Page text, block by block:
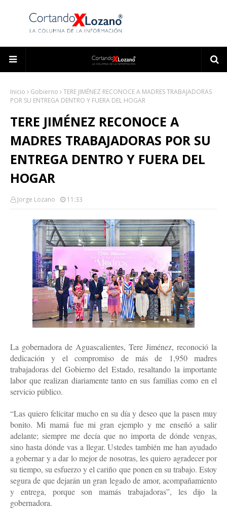
Inicio Gobierno
TERE JIMÉNEZ RECONOCE A MADRES TRABAJADORAS
POR SU ENTREGA DENTRO Y FUERA DEL HOGAR
TERE JIMÉNEZ RECONOCE A
MADRES TRABAJADORAS POR SU
ENTREGA DENTRO Y FUERA DEL
HOGAR
Jorge Lozano 11:33
La gobernadora de Aguascalientes, Tere Jiménez, reconoció la
dedicación y el compromiso de más de 1,950 madres
trabajadoras del Gobierno del Estado, resaltando la importante
labor que realizan diariamente tanto en sus familias como en el
servicio público.
“Las quiero felicitar mucho en su día y deseo que la pasen muy
bonito. Mi mamá fue mi gran ejemplo y me enseñó a salir
adelante; siempre me decía que no importa de dónde vengas,
sino hasta dónde vas a llegar. Ustedes también me han ayudado
a gobernar y a dar lo mejor de nosotras, les quiero agradecer por
su tiempo, su esfuerzo y el cariño que ponen en su trabajo. Estoy
segura de que dejarán un gran legado de amor, acompañamiento
y entrega, porque son mamás trabajadoras”, les dijo la
gobernadora.